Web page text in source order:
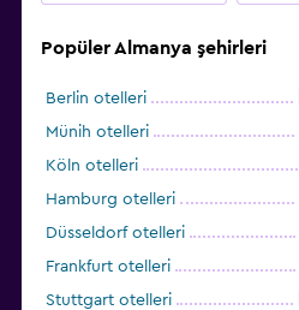
Popüler Almanya şehirleri
Berlin otelleri
Münih otelleri
Köln otelleri
Hamburg otelleri
Düsseldorf otelleri
Frankfurt otelleri
Stuttgart otelleri